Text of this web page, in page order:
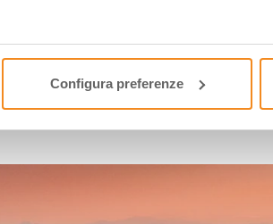
Configura preferenze